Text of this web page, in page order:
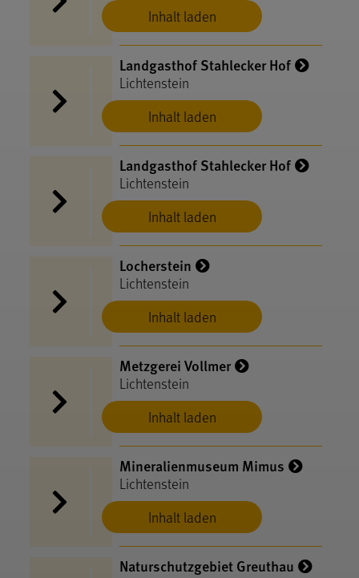
Inhalt laden
Inhalt laden
Landgasthof Stahlecker Hof
Lichtenstein
Inhalt laden
Landgasthof Stahlecker Hof
Lichtenstein
Inhalt laden
Locherstein
Lichtenstein
Inhalt laden
Metzgerei Vollmer
Lichtenstein
Inhalt laden
Mineralienmuseum Mimus
Lichtenstein
Naturschutzgebiet Greuthau